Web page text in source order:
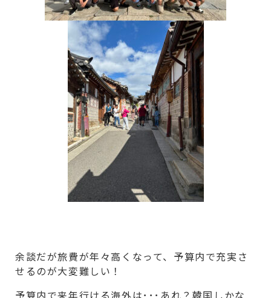
余談だが旅費が年々高くなって、予算内で充実さ
せるのが大変難しい！
予算内で来年行ける海外は･･･あれ？韓国しかな